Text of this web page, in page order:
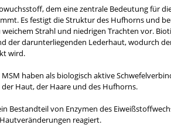
dem eine zentrale Bedeutung für
Es festigt die Struktur des Hufhorns und
Strahl und niedrigen Trachten vor.
der darunterliegenden Lederhaut, wodurch
wird.
haben als biologisch aktive
Haut, der Haare und des Hufhorns.
Bestandteil von Enzymen des
reagiert.